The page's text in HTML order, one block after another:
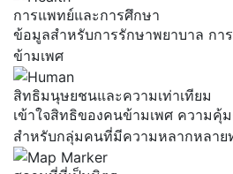
การแพทย์และการศึกษา
ข้อมูลสำหรับการรักษาพยาบาล ก
ข้ามเพศ
สิทธิมนุษยชนและความเท่าเทียม
เข้าใจสิทธิของคนข้ามเพศ ความคุ้
สำหรับกลุ่มคนที่มีความหลากหลาย